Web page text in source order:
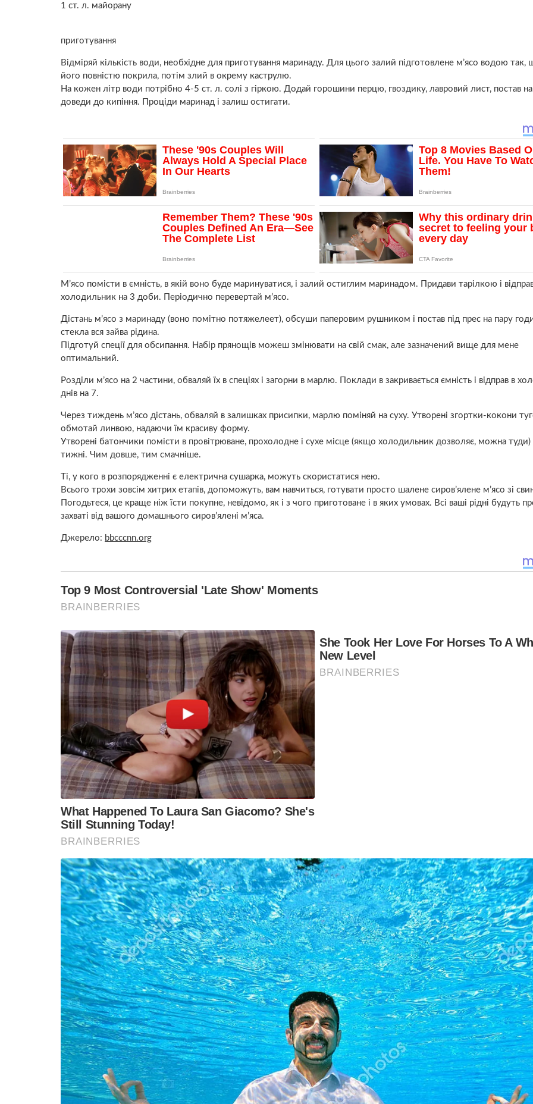
1 ст. л. майорану
приготування
Відміряй кількість води, необхідне для приготування маринаду. Для цього залий підготовлене м’ясо водою так,
його повністю покрила, потім злий в окрему каструлю.
На кожен літр води потрібно 4-5 ст. л. солі з гіркою. Додай горошини перцю, гвоздику, лавровий лист, постав на
доведи до кипіння. Проціди маринад і залиш остигати.
М’ясо помісти в ємність, в якій воно буде маринуватися, і залий остиглим маринадом. Придави тарілкою і
холодильник на 3 доби. Періодично перевертай м’ясо.
Дістань м’ясо з маринаду (воно помітно потяжелеет), обсуши паперовим рушником і постав під прес на пару
стекла вся зайва рідина.
Підготуй спеції для обсипання. Набір прянощів можеш змінювати на свій смак, але зазначений вище для мене
оптимальний.
Розділи м’ясо на 2 частини, обваляй їх в спеціях і загорни в марлю. Поклади в закривається ємність і відправ в
днів на 7.
Через тиждень м’ясо дістань, обваляй в залишках присипки, марлю поміняй на суху. Утворені згортки-кокони
обмотай линвою, надаючи їм красиву форму.
Утворені батончики помісти в провітрюване, прохолодне і сухе місце (якщо холодильник дозволяє, можна
тижні. Чим довше, тим смачніше.
Ті, у кого в розпорядженні є електрична сушарка, можуть скористатися нею.
Всього трохи зовсім хитрих етапів, допоможуть, вам навчиться, готувати просто шалене сиров’ялене м’ясо зі
Погодьтеся, це краще ніж їсти покупне, невідомо, як і з чого приготоване і в яких умовах. Всі ваші рідні будуть
захваті від вашого домашнього сиров’ялені м’яса.
Джерело: bbcccnn.org